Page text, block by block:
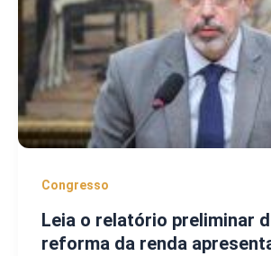
Congresso
Leia o relatório preliminar
reforma da renda